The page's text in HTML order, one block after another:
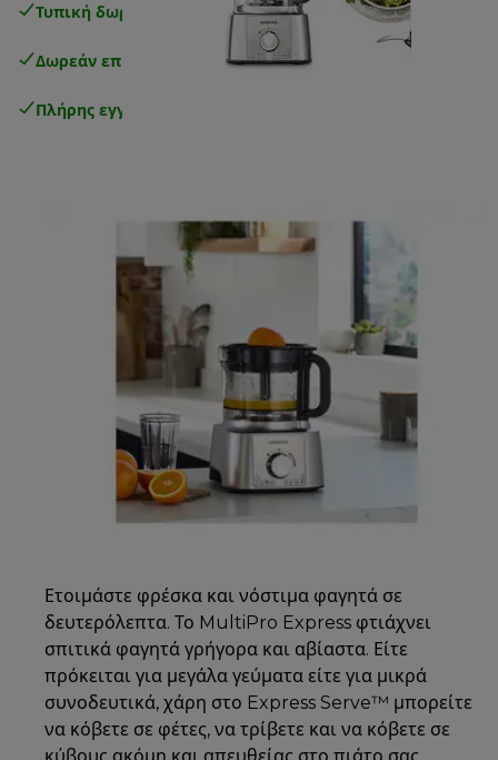
Τυπική δωρεάν παράδοση άνω των 49€
Δωρεάν επιστροφές
Πλήρης εγγύηση κατασκευαστή
Ετοιμάστε φρέσκα και νόστιμα φαγητά σε
δευτερόλεπτα. Το MultiPro Express φτιάχνει
σπιτικά φαγητά γρήγορα και αβίαστα. Είτε
πρόκειται για μεγάλα γεύματα είτε για μικρά
συνοδευτικά, χάρη στο Express Serve™ μπορείτε
να κόβετε σε φέτες, να τρίβετε και να κόβετε σε